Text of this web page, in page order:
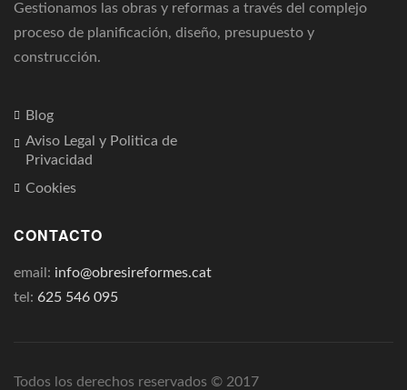
Gestionamos las obras y reformas a través del complejo
proceso de planificación, diseño, presupuesto y
construcción.
Blog
Aviso Legal y Politica de
Privacidad
Cookies
CONTACTO
email: info@obresireformes.cat
tel: 625 546 095
Todos los derechos reservados © 2017